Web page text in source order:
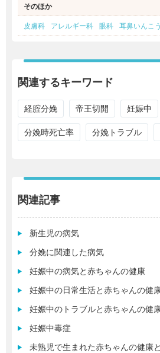
そのほか
皮膚科 アレルギー科 眼科 耳鼻いんこ
関連するキーワード
経腟分娩 帝王切開 妊娠中
分娩時死亡率 分娩トラブル
関連記事
新生児の病気
分娩に関連した病気
妊娠中の病気と赤ちゃんの健康
妊娠中の日常生活と赤ちゃんの健
妊娠中のトラブルと赤ちゃんの健
妊娠中毒症
未熟児で生まれた赤ちゃんの健康